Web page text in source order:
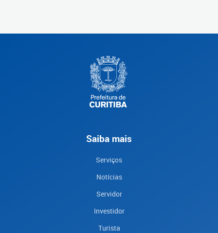
Saiba mais
Serviços
Notícias
Servidor
Investidor
Turista